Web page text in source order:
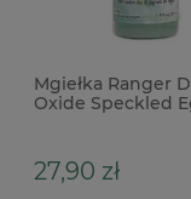
Mgiełka Ranger
Oxide Speckled
27,90 zł